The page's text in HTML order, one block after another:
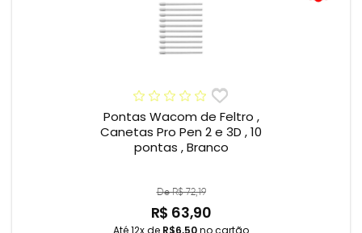
Pontas Wacom de Feltro ,
Canetas Pro Pen 2 e 3D , 10
pontas , Branco
De R$ 72,19
R$ 63,90